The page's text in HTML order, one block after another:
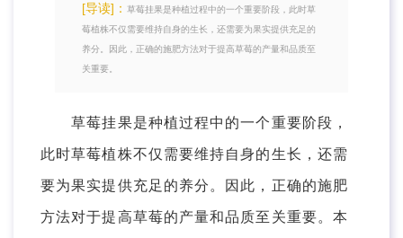
[导读]： 草莓挂果是种植过程中的一个重要阶段，此时草
莓植株不仅需要维持自身的生长，还需要为果实提供充足的
养分。因此，正确的施肥方法对于提高草莓的产量和品质至
关重要。
草莓挂果是种植过程中的一个重要阶段，
此时草莓植株不仅需要维持自身的生长，还需
要为果实提供充足的养分。因此，正确的施肥
方法对于提高草莓的产量和品质至关重要。本